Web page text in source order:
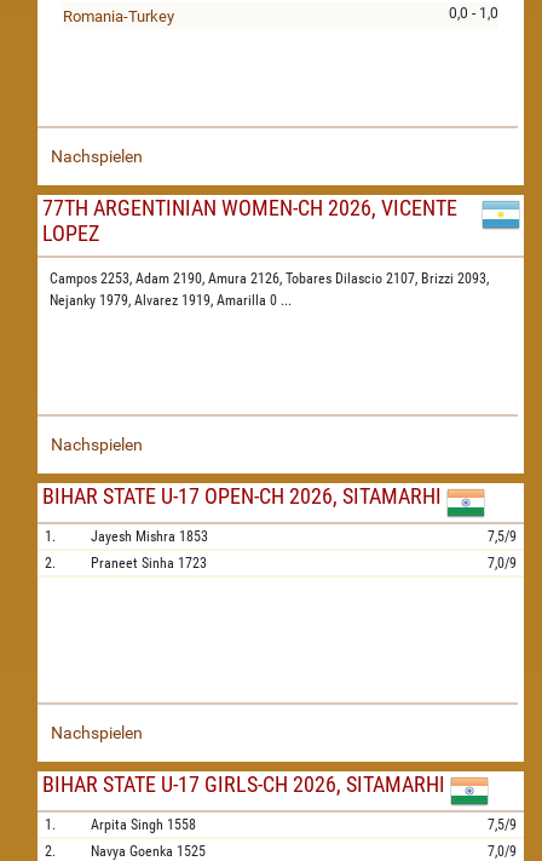
0,0 - 1,0
Romania-Turkey
Nachspielen
77TH ARGENTINIAN WOMEN-CH 2026, VICENTE
LOPEZ
Campos 2253, Adam 2190, Amura 2126, Tobares Dilascio 2107, Brizzi 2093,
Nejanky 1979, Alvarez 1919, Amarilla 0 ...
Nachspielen
BIHAR STATE U-17 OPEN-CH 2026, SITAMARHI
1. Jayesh Mishra 1853
7,5/9
2.
Praneet Sinha 1723 7,0/9
Nachspielen
BIHAR STATE U-17 GIRLS-CH 2026, SITAMARHI
1. Arpita Singh 1558
7,5/9
2.
Navya Goenka 1525 7,0/9